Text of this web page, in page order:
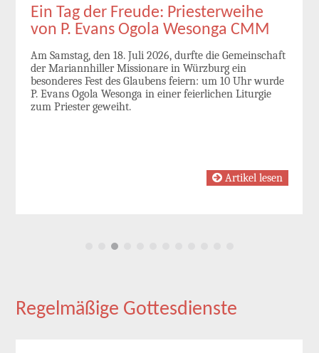
Ein Tag der Freude: Priesterweihe
von P. Evans Ogola Wesonga CMM
Am Samstag, den 18. Juli 2026, durfte die Gemeinschaft
der Mariannhiller Missionare in Würzburg ein
besonderes Fest des Glaubens feiern: um 10 Uhr wurde
P. Evans Ogola Wesonga in einer feierlichen Liturgie
zum Priester geweiht.
Artikel lesen
Regelmäßige Gottesdienste